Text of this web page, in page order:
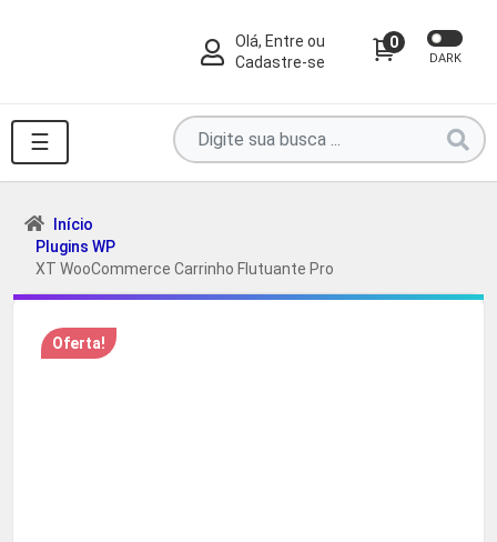
Olá, Entre ou
Cadastre-se
0
DARK
☰
Pesquise
por
produtos
Início
Plugins WP
XT WooCommerce Carrinho Flutuante Pro
Oferta!